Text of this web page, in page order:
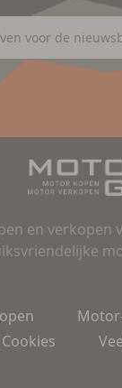
en
Cookies